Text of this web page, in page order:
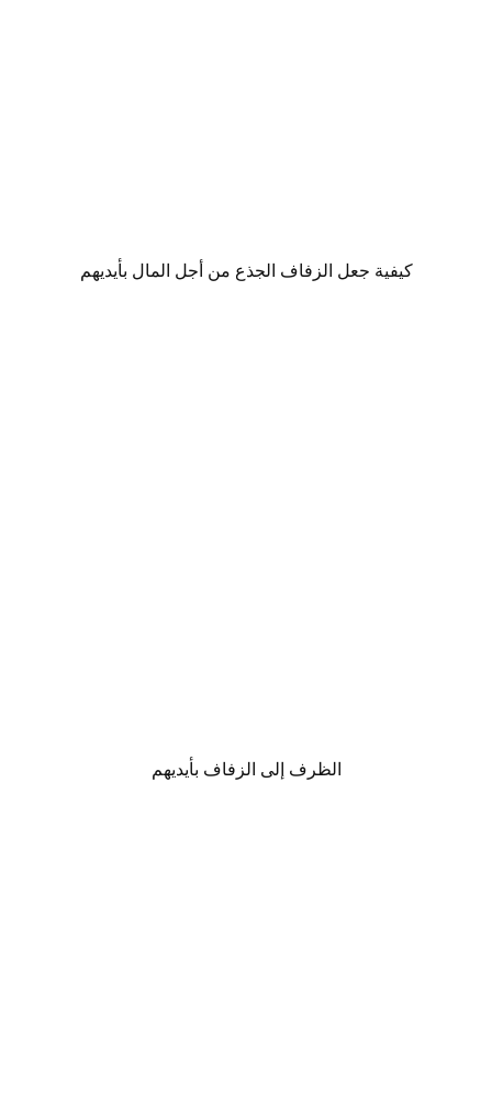
كيفية جعل الزفاف الجذع من أجل المال بأيديهم
الظرف إلى الزفاف بأيديهم